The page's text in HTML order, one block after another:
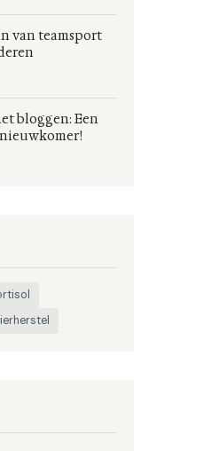
van teamsport
bloggen: Een